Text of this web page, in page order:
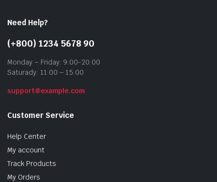
Need Help?
(+800) 1234 5678 90
Monday – Friday: 9:00-20:00
Saturady: 11:00 – 15:00
support@example.com
Customer Service
Help Center
My account
Track Products
My Orders